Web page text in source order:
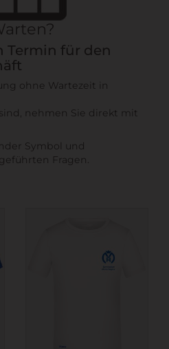
Termin für den
ohne Wartezeit in
nehmen Sie direkt mit
Symbol und
Fragen.